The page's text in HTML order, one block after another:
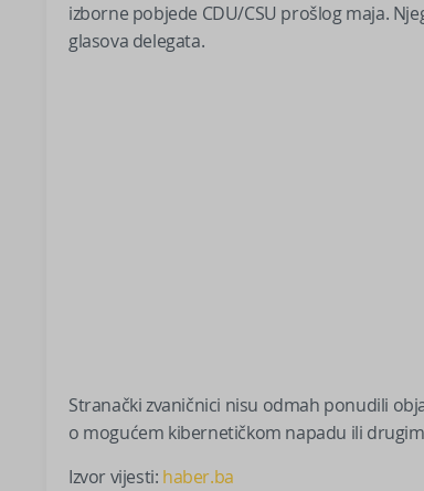
izborne pobjede CDU/CSU prošlog maja.
glasova delegata.
Stranački zvaničnici nisu odmah ponudili
o mogućem kibernetičkom napadu ili
Izvor vijesti: haber.ba